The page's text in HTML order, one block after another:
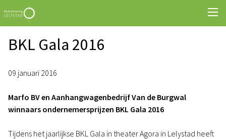
BKL Gala 2016
09 januari 2016
Marfo BV en Aanhangwagenbedrijf Van de Burgwal
winnaars ondernemersprijzen BKL Gala 2016
Tijdens het jaarlijkse BKL Gala in theater Agora in Lelystad heeft